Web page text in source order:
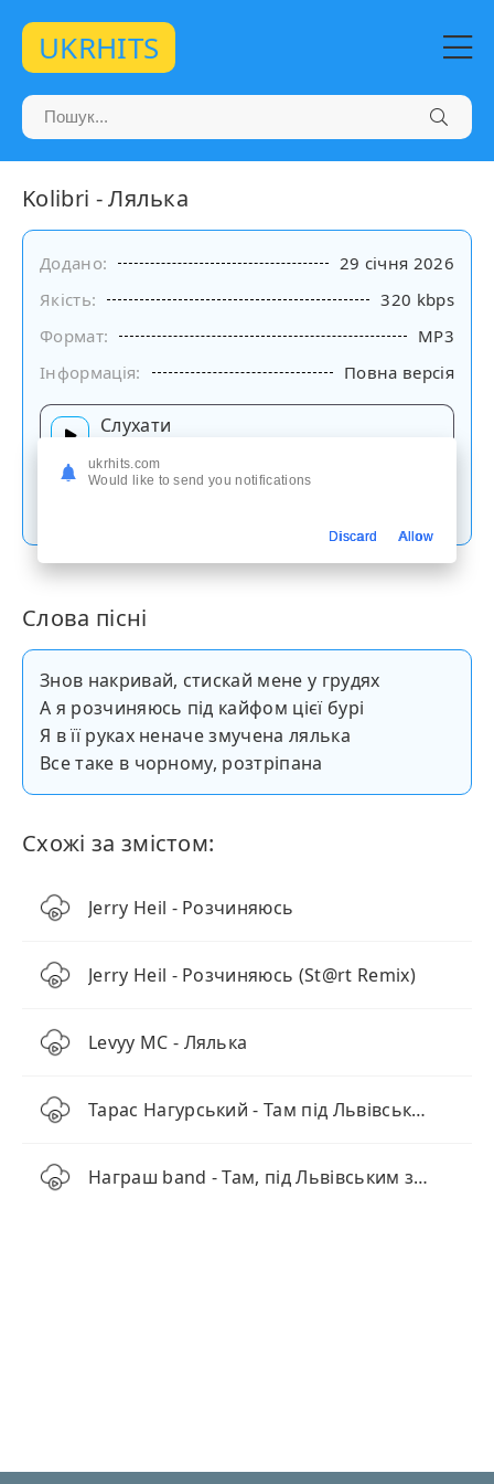
UKRHITS
Kolibri - Лялька
Додано:
29 січня 2026
Якість:
320 kbps
Формат:
MP3
Інформація:
Повна версія
Слухати
Слова пісні
Знов накривай, стискай мене у грудях
А я розчиняюсь під кайфом цієї бурі
Я в її руках неначе змучена лялька
Все таке в чорному, розтріпана
Схожі за змістом:
Jerry Heil - Розчиняюсь
Jerry Heil - Розчиняюсь (St@rt Remix)
Levyy MC - Лялька
Тарас Нагурський - Там під Львівським замком
Награш band - Там, під Львівським замком
ukrhits.com
Would like to send you notifications
Discard Allow